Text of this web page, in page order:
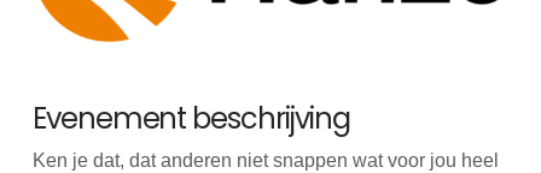
Evenement beschrijving
Ken je dat, dat anderen niet snappen wat voor jou heel